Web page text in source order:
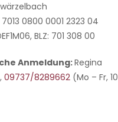
7013 0800 0001 2323 04
BLZ: 701 308 00
Anmeldung:Regina
09737/8289662 (Mo – Fr, 10